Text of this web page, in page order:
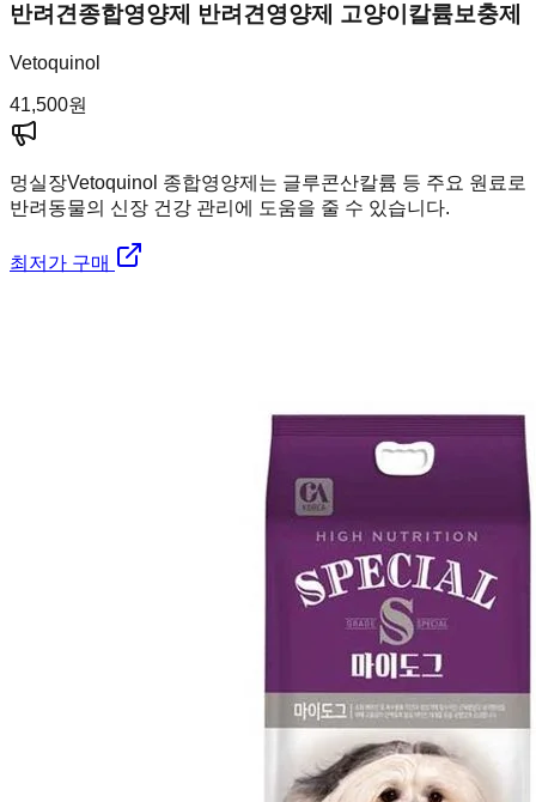
반려견종합영양제 반려견영양제 고양이칼륨보충제
Vetoquinol
41,500원
멍실장Vetoquinol 종합영양제는 글루콘산칼륨 등 주요 원료로
반려동물의 신장 건강 관리에 도움을 줄 수 있습니다.
최저가 구매